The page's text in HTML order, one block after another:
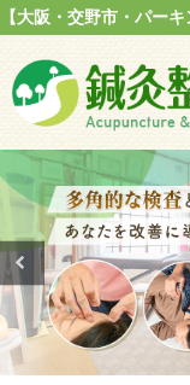
【大阪・交野市・パー